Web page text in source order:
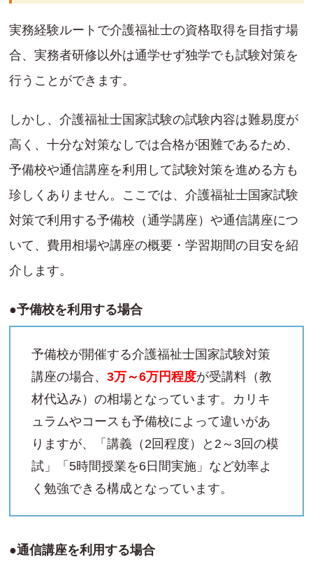
実務経験ルートで介護福祉士の資格取得を目指す場
合、実務者研修以外は通学せず独学でも試験対策を
行うことができます。
しかし、介護福祉士国家試験の試験内容は難易度が
高く、十分な対策なしでは合格が困難であるため、
予備校や通信講座を利用して試験対策を進める方も
珍しくありません。ここでは、介護福祉士国家試験
対策で利用する予備校（通学講座）や通信講座につ
いて、費用相場や講座の概要・学習期間の目安を紹
介します。
●予備校を利用する場合
予備校が開催する介護福祉士国家試験対策
講座の場合、 3万～6万円程度が受講料（教
材代込み）の相場となっています。カリキ
ュラムやコースも予備校によって違いがあ
りますが、「講義（2回程度）と2～3回の模
試」「5時間授業を6日間実施」など効率よ
く勉強できる構成となっています。
●通信講座を利用する場合